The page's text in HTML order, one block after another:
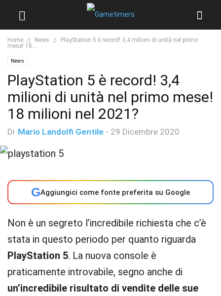
Home News
PlayStation 5 è record! 3,4 milioni di unità nel primo
mese! 18...
News
PlayStation 5 è record! 3,4
milioni di unità nel primo mese!
18 milioni nel 2021?
Di Mario Landolfi Gentile - 29 Dicembre 2020
GAggiungici come fonte preferita su Google
Non è un segreto l’incredibile richiesta che c’è
stata in questo periodo per quanto riguarda
PlayStation 5. La nuova console è
praticamente introvabile, segno anche di
un’incredibile risultato di vendite delle sue